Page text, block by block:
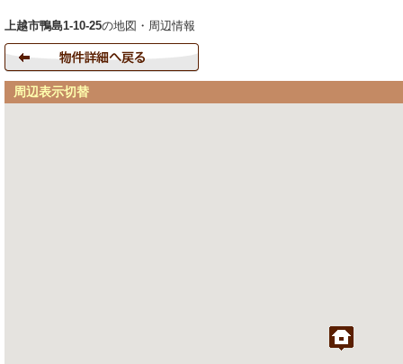
上越市鴨島1-10-25の地図・周辺情報
周辺表示切替